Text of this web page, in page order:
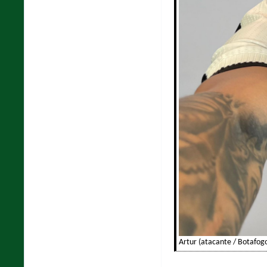
Artur (atacante /